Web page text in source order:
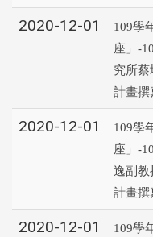
2020-12-01
109學
座」-
究所蔡
計畫撰
2020-12-01
109學
座」-
逸副教
計畫撰
2020-12-01
109學